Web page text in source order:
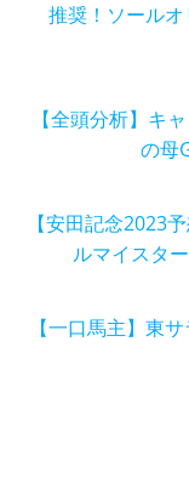
推奨！ソール
【全頭分析】キ
の母
【安田記念2023
ルマイスタ
【一口馬主】東